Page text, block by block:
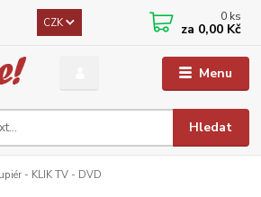
Menu
CZK
Hledat
0 ks
za 0,00 Kč
- KLIK TV - DVD